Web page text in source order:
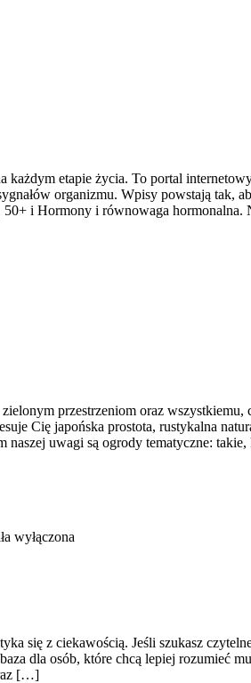
etapie życia. To portal
organizmu. Wpisy powstają tak,
i Hormony i równowaga hormonalna.
przestrzeniom oraz
Cię japońska prostota, rustykalna
naszej uwagi są ogrody tematyczne:
wyłączona
się z ciekawością. Jeśli szukasz
dla osób, które chcą lepiej rozumieć
[…]